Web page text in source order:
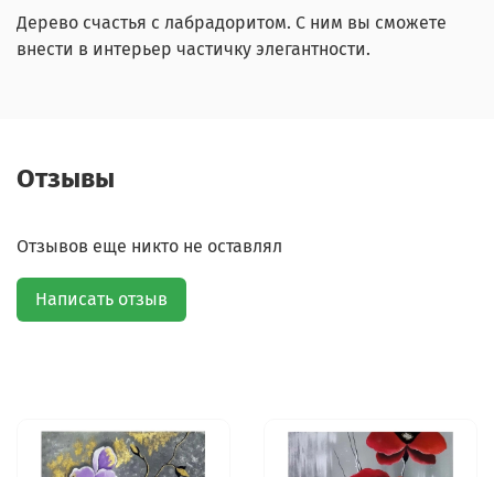
Дерево счастья с лабрадоритом. С ним вы сможете
внести в интерьер частичку элегантности.
Отзывы
Отзывов еще никто не оставлял
Написать отзыв